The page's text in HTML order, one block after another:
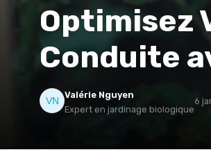
Optimisez
Conduite
Valérie Nguyen
Expert en jardinage biologique
6